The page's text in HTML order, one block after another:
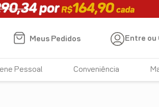
Meus Pedidos Entre ou
Pessoal Conveniência